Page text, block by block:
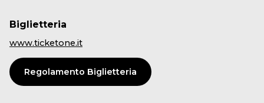
Biglietteria
www.ticketone.it
Regolamento Biglietteria